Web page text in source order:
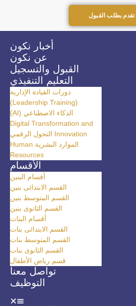
تقدم بطلب القبول
أخبار نكون
عن نكون
القبول والتسجيل
التعليم التنفيذي
دورات القيادة الإدارية
(Leadership Training)
الذكاء الاصطناعي (AI)
Digital Transformation and
Innovation التحول الرقمي
الموارد البشرية Human
Resources
الأقسام
أقسام البنين
القسم الابتدائى بنين
القسم المتوسط بنين
القسم الثانوى بنين
أقسام البنات
القسم الابتدائى بنات
القسم المتوسط بنات
القسم الثانوى بنات
قسم رياض الأطفال
تواصل معنا
التوظيف